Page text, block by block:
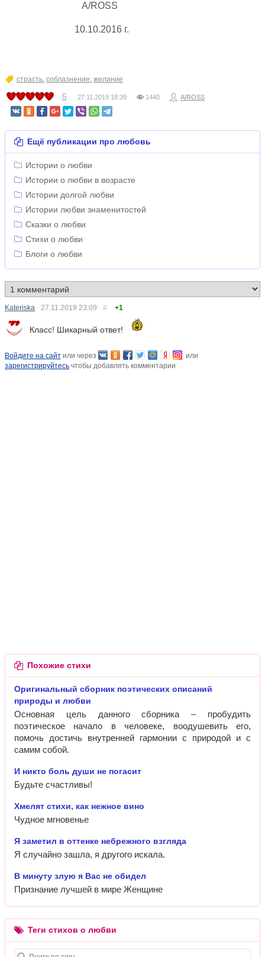
А/ROSS
10.10.2016 г.
страсть, соблазнение, желание
5 27.11.2019 18:39 1440 A/ROSS
Ещё публикации про любовь
Истории о любви
Истории о любви в возрасте
Истории долгой любви
Истории любви знаменитостей
Сказки о любви
Стихи о любви
Блоги о любви
Kateriska 27.11.2019 23:09 # +1
Класс! Шикарный ответ!
Войдите на сайт или через
или
зарегистрируйтесь чтобы добавлять комментарии
Похожие стихи
Оригинальный сборник поэтических описаний
природы и любви
Основная цель данного сборника – пробудить
поэтическое начало в человеке, воодушевить его,
помочь достичь внутренней гармонии с природой и с
самим собой.
И никто боль души не погасит
Будьте счастливы!
Хмелят стихи, как нежное вино
Чудное мгновенье
Я заметил в оттенке небрежного взгляда
Я случайно зашла, я другого искала.
В минуту злую я Вас не обидел
Признание лучшей в мире Женщине
Теги стихов о любви